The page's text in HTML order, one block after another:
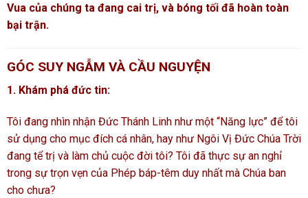
Vua của chúng ta đang cai trị, và bóng tối đã hoàn toàn
bại trận.
GÓC SUY NGẪM VÀ CẦU NGUYỆN
1. Khám phá đức tin:
Tôi đang nhìn nhận Đức Thánh Linh như một “Năng lực” để tôi
sử dụng cho mục đích cá nhân, hay như Ngôi Vị Đức Chúa Trời
đang tể trị và làm chủ cuộc đời tôi? Tôi đã thực sự an nghỉ
trong sự trọn vẹn của Phép báp-têm duy nhất mà Chúa ban
cho chưa?